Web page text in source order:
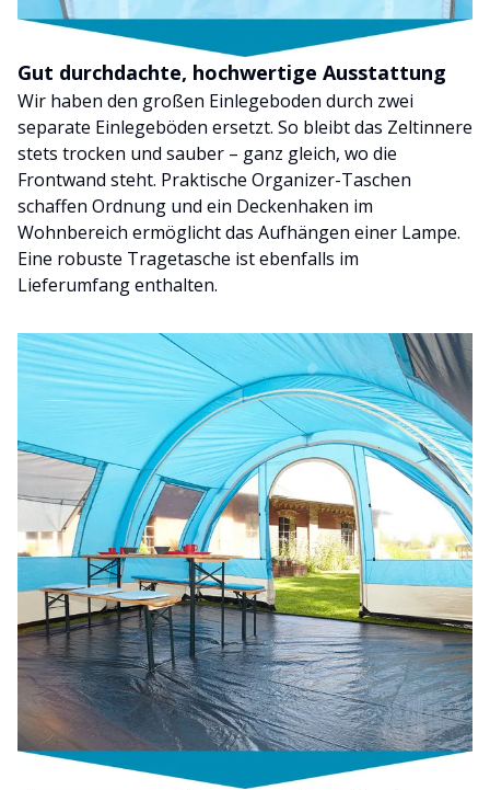
Gut durchdachte, hochwertige Ausstattung
Wir haben den großen Einlegeboden durch zwei
separate Einlegeböden ersetzt. So bleibt das Zeltinnere
stets trocken und sauber – ganz gleich, wo die
Frontwand steht. Praktische Organizer-Taschen
schaffen Ordnung und ein Deckenhaken im
Wohnbereich ermöglicht das Aufhängen einer Lampe.
Eine robuste Tragetasche ist ebenfalls im
Lieferumfang enthalten.